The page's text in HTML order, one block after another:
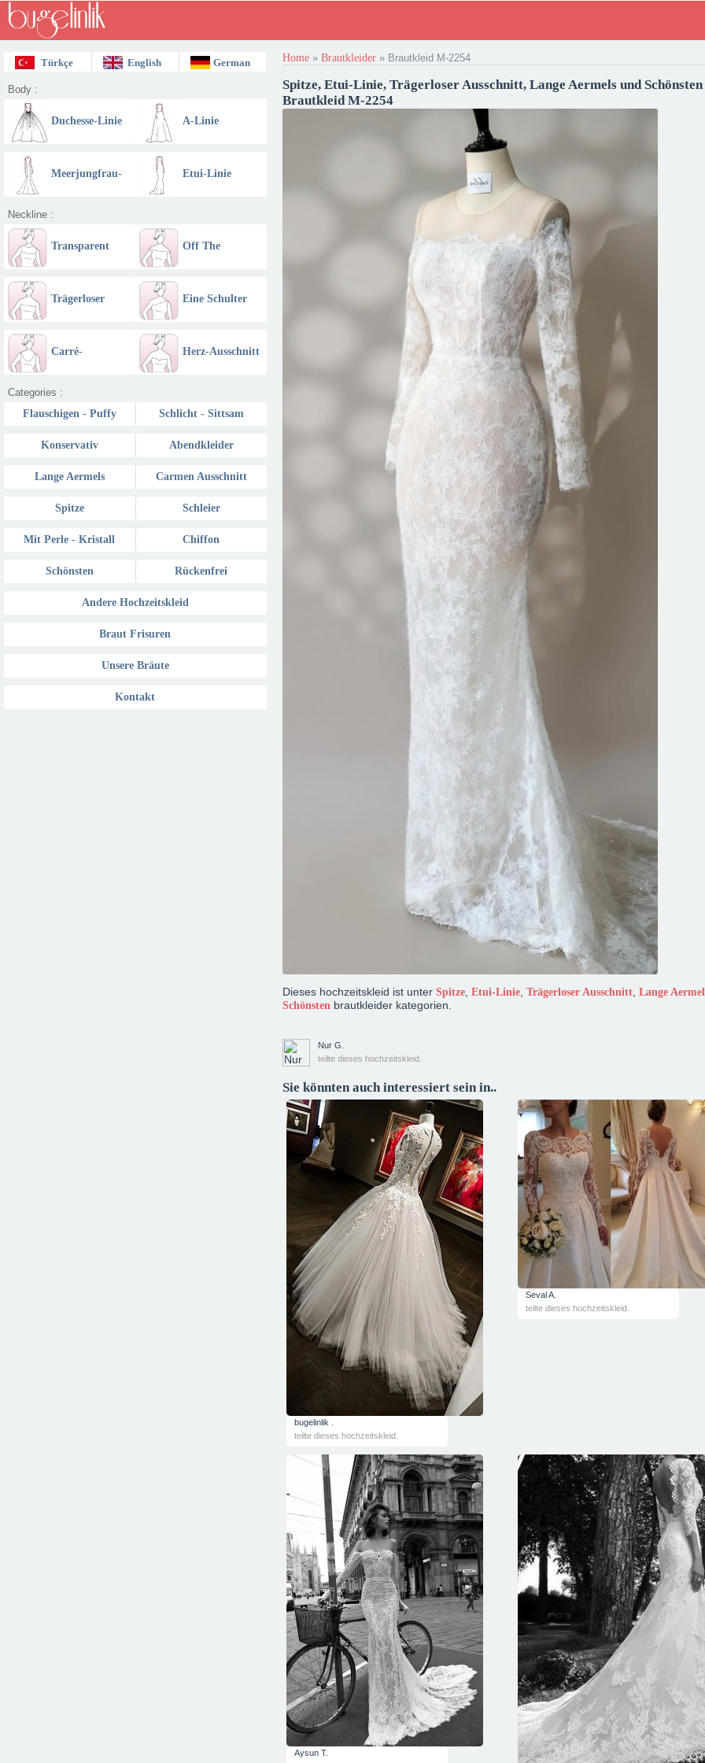
Türkçe English German
Body :
Duchesse-Linie A-Linie
Meerjungfrau- Etui-Linie
Neckline :
Transparent Off The
Boot Ausschnitt
Trägerloser Eine Schulter
Carré- Herz-Ausschnitt
Categories :
Flauschigen - Puffy
Schlicht - Sittsam
Konservativ Abendkleider
Lange Aermels Carmen Ausschnitt
Spitze Schleier
Mit Perle - Kristall Chiffon
Schönsten Rückenfrei
Andere Hochzeitskleid
Braut Frisuren
Unsere Bräute
Kontakt
Home» Brautkleider» Brautkleid M-2254
Spitze, Etui-Linie, Trägerloser Ausschnitt, Lange Aermels und Schönsten
Brautkleid M-2254
Dieses hochzeitskleid ist unter Spitze, Etui-Linie, Trägerloser Ausschnitt, Lange
Schönsten brautkleider kategorien.
Nur G.
teilte dieses hochzeitskleid.
Sie könnten auch interessiert sein in..
bugelinlik .
teilte dieses hochzeitskleid.
Seval A.
teilte dieses hochzeitskleid.
Aysun T.